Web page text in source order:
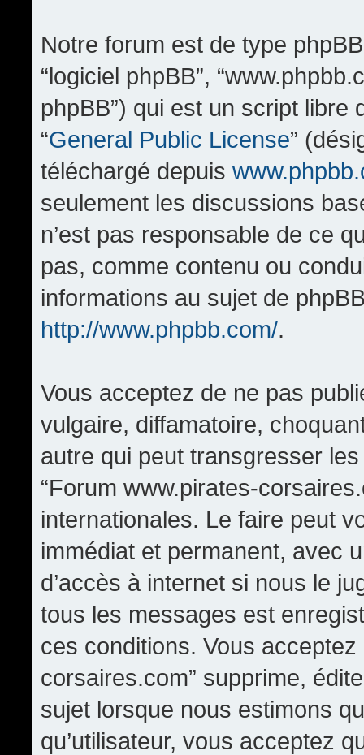
Notre forum est de type phpBB
“logiciel phpBB”,
phpBB”) qui est un script
“General Public License”
téléchargé depuis
seulement les discussions
n’est pas responsable de ce
pas, comme contenu ou
informations au sujet de
http://www.phpbb.com/.
Vous acceptez de ne pas
vulgaire, diffamatoire,
autre qui peut transgresser
“Forum www.pirates-
internationales. Le faire peut
immédiat et permanent, avec
d’accès à internet si nous le
tous les messages est
ces conditions. Vous
corsaires.com” supprime,
sujet lorsque nous estimons
qu’utilisateur, vous acceptez